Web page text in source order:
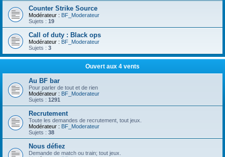
Counter Strike Source
Modérateur : BF_Moderateur
Sujets : 19
Call of duty : Black ops
Modérateur : BF_Moderateur
Sujets : 3
Ouvert aux 4 vents
Au BF bar
Pour parler de tout et de rien
Modérateur : BF_Moderateur
Sujets : 1291
Recrutement
Toute les demandes de recrutement, tout jeux.
Modérateur : BF_Moderateur
Sujets : 38
Nous défiez
Demande de match ou train; tout jeux.